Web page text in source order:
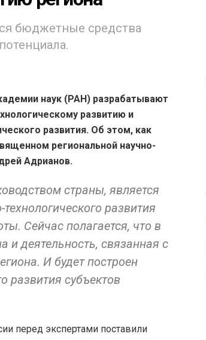
бюджетные средства
наук (РАН) разрабатывают
развитию и
развития. Об этом, как
региональной научно-
Адрианов.
страны, является
развития
Сейчас полагается, что в
и деятельность, связанная с
И будет построен
развития субъектов
перед экспертами поставили